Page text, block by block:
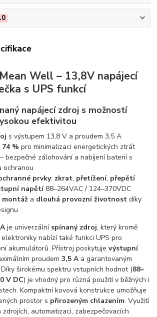
Well – 13,8V napájecí
s UPS funkcí
napájecí zdroj s možností
efektivitou
s výstupem 13,8 V a proudem 3,5 A
% pro minimalizaci energetických ztrát
– bezpečné zálohování a nabíjení baterií s
ochranou
prvky: zkrat, přetížení, přepětí
napětí88–264VAC / 124–370VDC
montáž a dlouhá provozní životnost díky
je univerzální spínaný zdroj, který kromě
nabízí také funkci UPS pro
akumulátorů. Přístroj poskytujevýstupní
proudem3,5 Aa garantovaným
Díky širokému spektru vstupních hodnot (88–
V DC) je vhodný pro různá použití v běžných i
Kompaktní kovová konstrukce umožňuje
prostor s přirozeným chlazením. Využití
automatizaci, zabezpečovacích